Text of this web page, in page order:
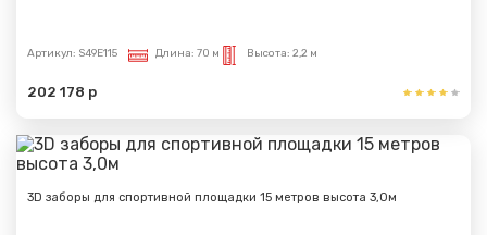
Артикул: S49E115 Длина: 70 м Высота: 2,2 м
202 178 р
3D заборы для спортивной площадки 15 метров высота 3,0м